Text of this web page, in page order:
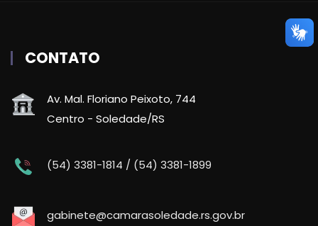
CONTATO
Av. Mal. Floriano Peixoto, 744
Centro - Soledade/RS
(54) 3381-1814 / (54) 3381-1899
gabinete@camarasoledade.rs.gov.br